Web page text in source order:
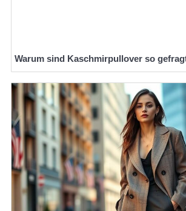
Warum sind Kaschmirpullover so